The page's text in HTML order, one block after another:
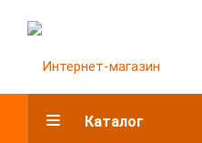
Каталог